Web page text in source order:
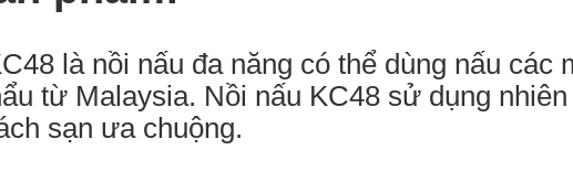
là nồi nấu đa năng có thể dùng nấu các
từ Malaysia. Nồi nấu KC48 sử dụng
sạn ưa chuộng.